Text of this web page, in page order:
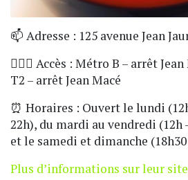
📫 Adresse : 125 avenue Jean
🏃🏼‍♀️ Accès : Métro B – arrêt
T2 – arrêt Jean Macé
⏰ Horaires : Ouvert le lundi
22h), du mardi au vendredi (12h
et le samedi et dimanche (18h30
Plus d’informations sur leur